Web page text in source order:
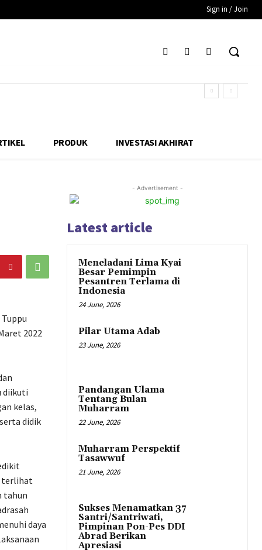
Sign in / Join
PRODUK INVESTASI AKHIRAT
2022
diikuti
kelas,
didik
terlihat
tahun
daya
- Advertisement -
Latest article
Meneladani Lima Kyai
Besar Pemimpin
Pesantren Terlama di
Indonesia
24 June, 2026
Pilar Utama Adab
23 June, 2026
Pandangan Ulama
Tentang Bulan
Muharram
22 June, 2026
Muharram Perspektif
Tasawwuf
21 June, 2026
Sukses Menamatkan 37
Santri/Santriwati,
Pimpinan Pon-Pes DDI
Abrad Berikan
Apresiasi